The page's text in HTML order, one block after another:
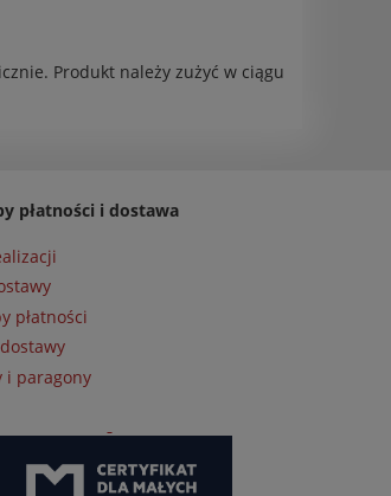
Produkt należy zużyć w ciągu
płatności i dostawa
płatności
i paragony